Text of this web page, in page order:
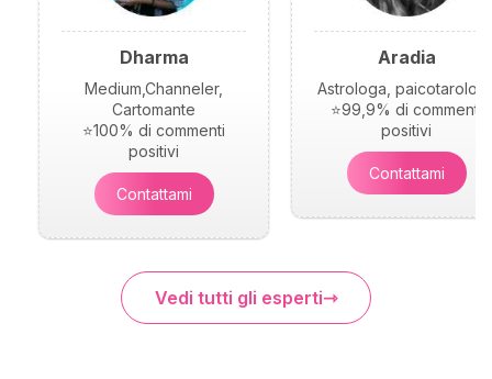
Dharma
Medium,Channeler,
Cartomante
⭐100% di commenti
positivi
Contattami
Aradia
Astrologa,
⭐99,9% di commenti
positivi
Contattami
Vedi tutti gli esperti